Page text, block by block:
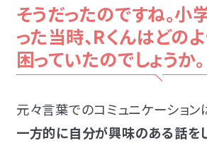
そうだったのですね。小
った当時、Rくんはどの
困っていたのでしょうか。
元々言葉でのコミュニケーション
一方的に自分が興味のある話を